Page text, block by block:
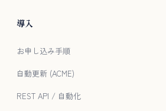
導入
お申し込み手順
自動更新 (ACME)
REST API / 自動化